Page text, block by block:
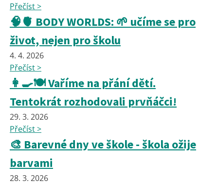
Přečíst >
🧠🫀 BODY WORLDS: 🌱 učíme se pro
život, nejen pro školu
4. 4. 2026
Přečíst >
👩‍🍳🍽️ Vaříme na přání dětí.
Tentokrát rozhodovali prvňáčci!
29. 3. 2026
Přečíst >
🎨 Barevné dny ve škole - škola ožije
barvami
28. 3. 2026